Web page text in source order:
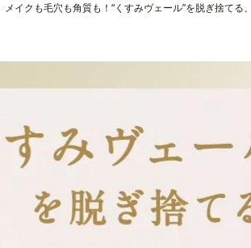
メイクも毛穴も角質も！“くすみヴェール”を脱ぎ捨てる